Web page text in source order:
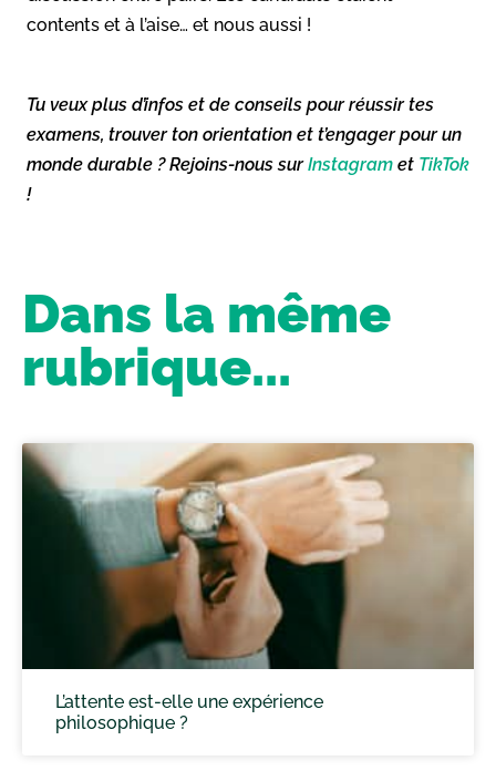
contents et à l’aise… et nous aussi !
Tu veux plus d’infos et de conseils pour réussir tes
examens, trouver ton orientation et t’engager pour un
monde durable ? Rejoins-nous surInstagram et TikTok
!
Dans la même
rubrique...
L’attente est-elle une expérience
philosophique ?